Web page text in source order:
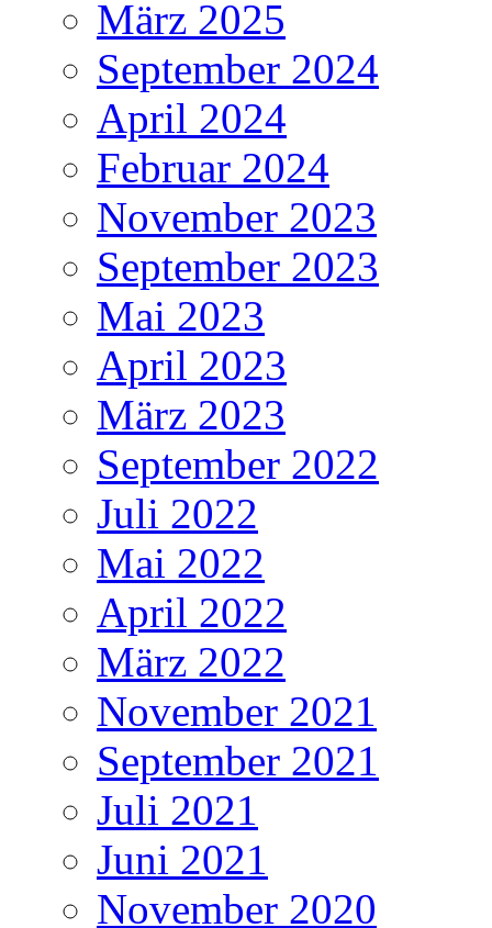
März 2025
September 2024
April 2024
Februar 2024
November 2023
September 2023
Mai 2023
April 2023
März 2023
September 2022
Juli 2022
Mai 2022
April 2022
März 2022
November 2021
September 2021
Juli 2021
Juni 2021
November 2020